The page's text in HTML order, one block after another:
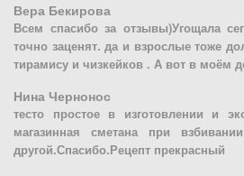
Вера Бекирова
Всем спасибо за отзывы)Угощала
точно заценят. да и взрослые тоже
тирамису и чизкейков . А вот в моём
Нина Чернонос
тесто простое в изготовлении и
магазинная сметана при
другой.Спасибо.Рецепт прекрасный